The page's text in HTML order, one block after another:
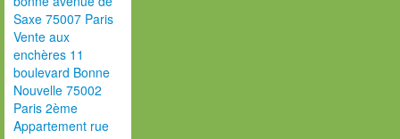
Saxe 75007 Paris
Vente aux
enchères 11
boulevard Bonne
Nouvelle 75002
Paris 2ème
Appartement rue